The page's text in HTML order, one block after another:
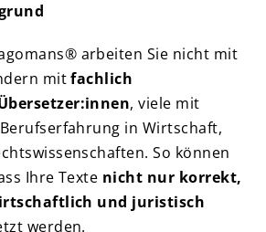
arbeiten Sie nicht mit
mitfachlich
, viele mit
in Wirtschaft,
So können
Ihre Texte nicht nur korrekt,
und juristisch
werden.